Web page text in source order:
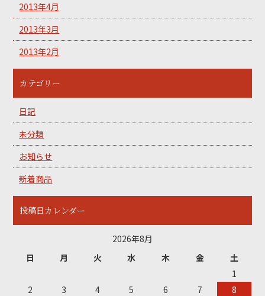
2013年4月
2013年3月
2013年2月
カテゴリー
日記
未分類
お知らせ
新着商品
投稿日カレンダー
2026年8月
日
月 火 水 木 金
土
1
2
3 4 5 6 7 8